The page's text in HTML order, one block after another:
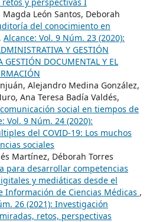
León Santos, Deborah
del conocimiento en
, Alcance: Vol. 9 Núm. 23 (2020):
Y GESTIÓN
GESTIÓN DOCUMENTAL Y EL
Alejandro Medina González,
Ana Teresa Badía Valdés,
social en tiempos de
Vol. 9 Núm. 24 (2020):
del COVID-19: Los muchos
sociales
Martínez, Déborah Torres
para desarrollar competencias
y mediáticas desde el
Información de Ciencias Médicas ,
26 (2021): Investigación
retos, perspectivas